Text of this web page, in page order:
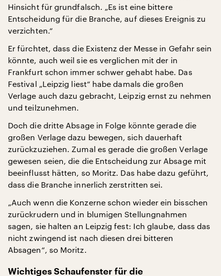
Hinsicht für grundfalsch. „Es ist eine bittere
Entscheidung für die Branche, auf dieses Ereignis zu
verzichten.“
Er fürchtet, dass die Existenz der Messe in Gefahr sein
könnte, auch weil sie es verglichen mit der in
Frankfurt schon immer schwer gehabt habe. Das
Festival „Leipzig liest“ habe damals die großen
Verlage auch dazu gebracht, Leipzig ernst zu nehmen
und teilzunehmen.
Doch die dritte Absage in Folge könnte gerade die
großen Verlage dazu bewegen, sich dauerhaft
zurückzuziehen. Zumal es gerade die großen Verlage
gewesen seien, die die Entscheidung zur Absage mit
beeinflusst hätten, so Moritz. Das habe dazu geführt,
dass die Branche innerlich zerstritten sei.
„Auch wenn die Konzerne schon wieder ein bisschen
zurückrudern und in blumigen Stellungnahmen
sagen, sie halten an Leipzig fest: Ich glaube, dass das
nicht zwingend ist nach diesen drei bitteren
Absagen“, so Moritz.
Wichtiges Schaufenster für die